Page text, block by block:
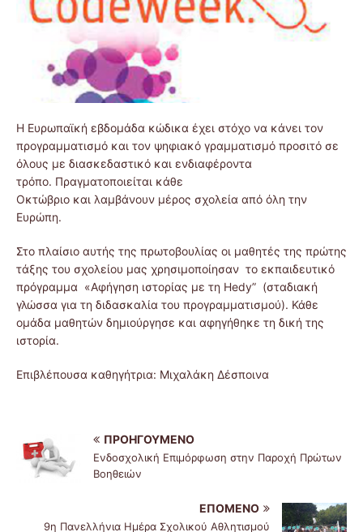
Η Ευρωπαϊκή εβδομάδα κώδικα έχει στόχο να κάνει τον
προγραμματισμό και τον ψηφιακό γραμματισμό προσιτό σε
όλους με διασκεδαστικό και ενδιαφέροντα
τρόπο. Πραγματοποιείται κάθε
Οκτώβριο και λαμβάνουν μέρος σχολεία από όλη την
Ευρώπη.
Στο πλαίσιο αυτής της πρωτοβουλίας οι μαθητές της πρώτης
τάξης του σχολείου μας χρησιμοποίησαν το εκπαιδευτικό
πρόγραμμα «Αφήγηση ιστορίας με τη Hedy” (σταδιακή
γλώσσα για τη διδασκαλία του προγραμματισμού). Κάθε
ομάδα μαθητών δημιούργησε και αφηγήθηκε τη δική της
ιστορία.
Επιβλέπουσα καθηγήτρια: Μιχαλάκη Δέσποινα
ΠΡΟΗΓΟΎΜΕΝΟ
Ενδοσχολική Επιμόρφωση στην Παροχή Πρώτων
Βοηθειών
ΕΠΌΜΕΝΟ
9η Πανελλήνια Ημέρα Σχολικού Αθλητισμού